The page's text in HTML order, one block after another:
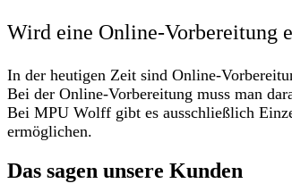
Wird eine Online-Vorbereitung
In der heutigen Zeit sind Online-
Bei der Online-Vorbereitung muss man
Bei MPU Wolff gibt es ausschließlich
ermöglichen.
Das sagen unsere Kunden